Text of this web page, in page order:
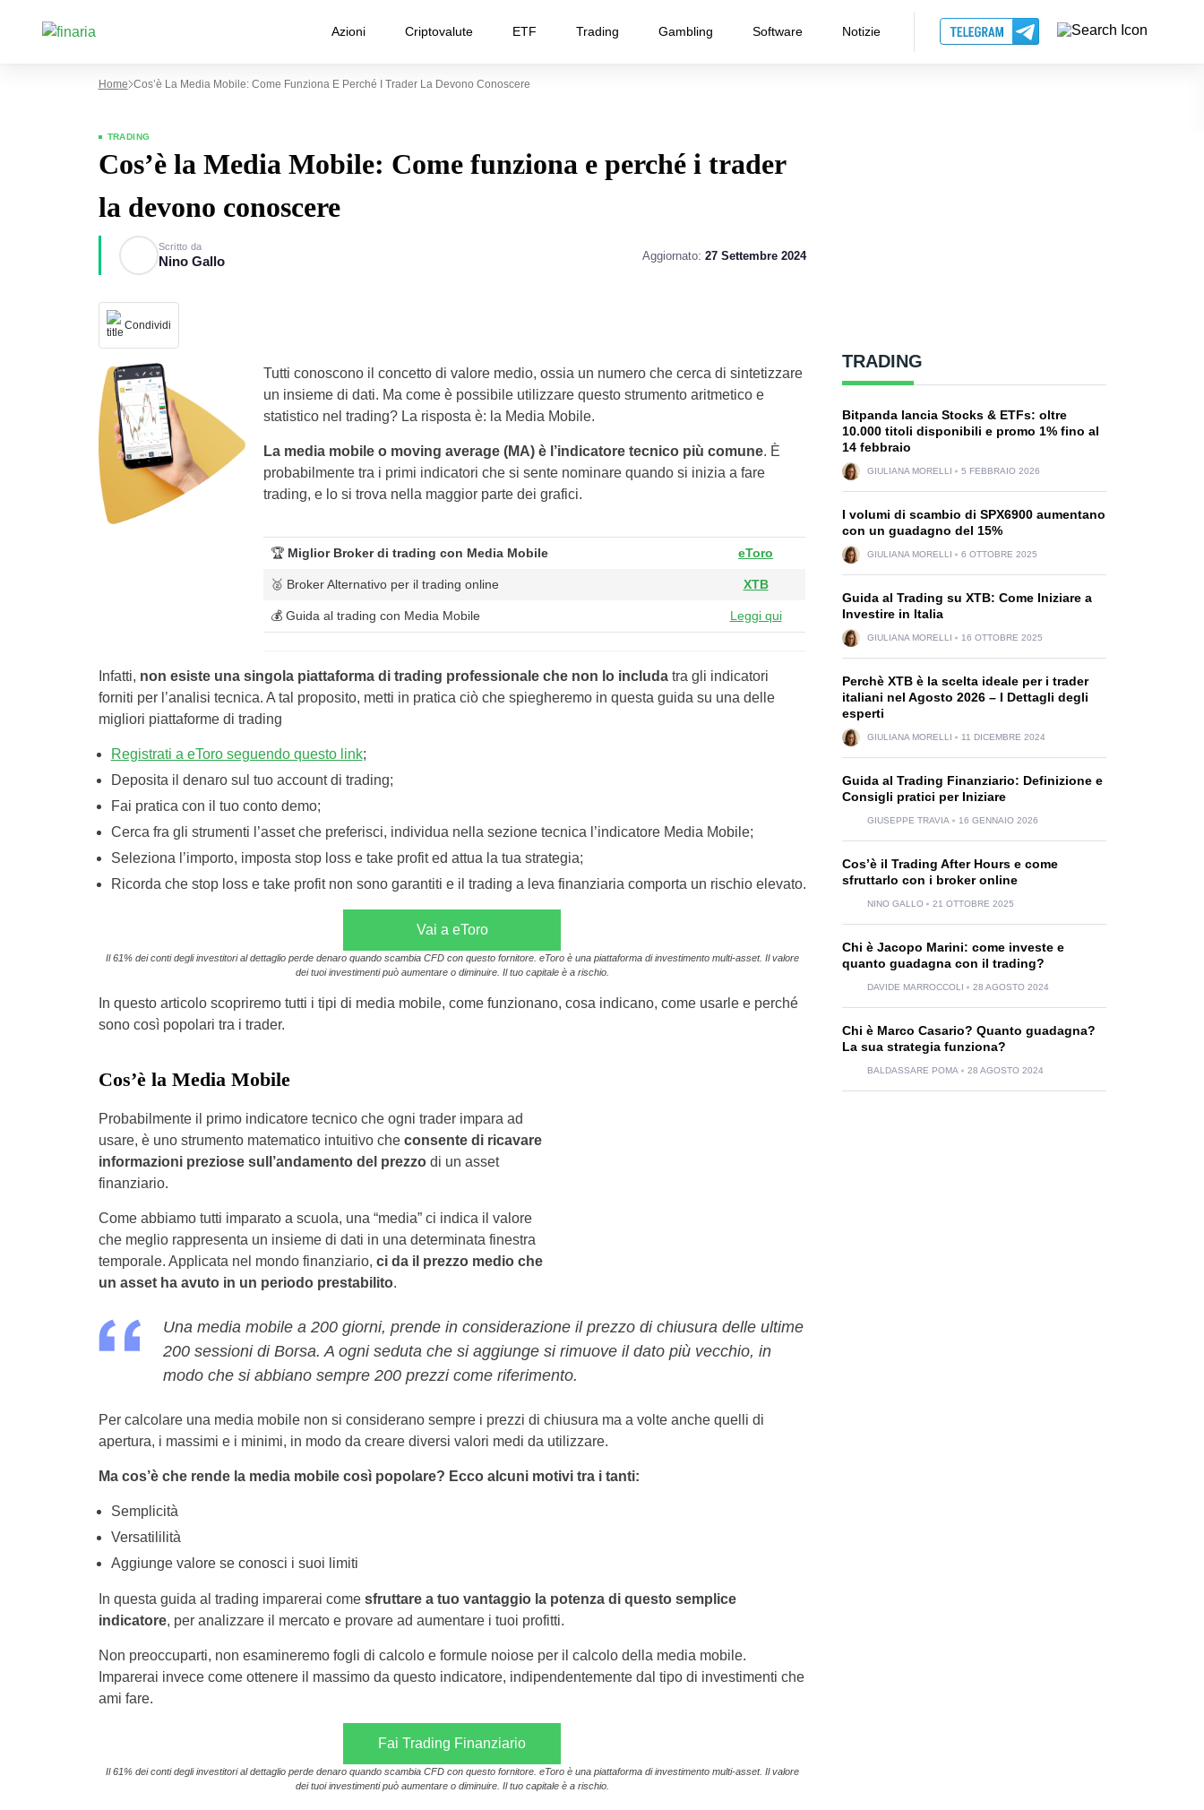
Azioni Criptovalute ETF Trading Gambling Software Notizie
Home Cos’è La Media Mobile: Come Funziona E Perché I Trader La Devono Conoscere
TRADING
Cos’è la Media Mobile: Come funziona e perché i trader
la devono conoscere
Scritto da
Nino Gallo Aggiornato: 27 Settembre 2024
Condividi
Tutti conoscono il concetto di valore medio, ossia un numero che cerca di sintetizzare
un insieme di dati. Ma come è possibile utilizzare questo strumento aritmetico e
statistico nel trading? La risposta è: la Media Mobile.
La media mobile o moving average (MA) è l’indicatore tecnico più comune. È
probabilmente tra i primi indicatori che si sente nominare quando si inizia a fare
trading, e lo si trova nella maggior parte dei grafici.
🏆 Miglior Broker di trading con Media Mobile eToro
🥈 Broker Alternativo per il trading online XTB
💰 Guida al trading con Media Mobile Leggi qui
Infatti, non esiste una singola piattaforma di trading professionale che non lo includatra gli indicatori
forniti per l’analisi tecnica. A tal proposito, metti in pratica ciò che spiegheremo in questa guida su una delle
migliori piattaforme di trading
Registrati a eToro seguendo questo link;
Deposita il denaro sul tuo account di trading;
Fai pratica con il tuo conto demo;
Cerca fra gli strumenti l’asset che preferisci, individua nella sezione tecnica l’indicatore Media Mobile;
Seleziona l’importo, imposta stop loss e take profit ed attua la tua strategia;
Ricorda che stop loss e take profit non sono garantiti e il trading a leva finanziaria comporta un rischio elevato.
Vai a eToro
Il 61% dei conti degli investitori al dettaglio perde denaro quando scambia CFD con questo fornitore. eToro è una piattaforma di investimento multi-asset. Il valore
dei tuoi investimenti può aumentare o diminuire. Il tuo capitale è a rischio.
In questo articolo scopriremo tutti i tipi di media mobile, come funzionano, cosa indicano, come usarle e perché
sono così popolari tra i trader.
Cos’è la Media Mobile
Probabilmente il primo indicatore tecnico che ogni trader impara ad
usare, è uno strumento matematico intuitivo che consente di ricavare
informazioni preziose sull’andamento del prezzo di un asset
finanziario.
Come abbiamo tutti imparato a scuola, una “media” ci indica il valore
che meglio rappresenta un insieme di dati in una determinata finestra
temporale. Applicata nel mondo finanziario, ci da il prezzo medio che
un asset ha avuto in un periodo prestabilito.
Una media mobile a 200 giorni, prende in considerazione il prezzo di chiusura delle ultime
200 sessioni di Borsa. A ogni seduta che si aggiunge si rimuove il dato più vecchio, in
modo che si abbiano sempre 200 prezzi come riferimento.
Per calcolare una media mobile non si considerano sempre i prezzi di chiusura ma a volte anche quelli di
apertura, i massimi e i minimi, in modo da creare diversi valori medi da utilizzare.
Ma cos’è che rende la media mobile così popolare? Ecco alcuni motivi tra i tanti:
Semplicità
Versatililità
Aggiunge valore se conosci i suoi limiti
In questa guida al trading imparerai come sfruttare a tuo vantaggio la potenza di questo semplice
indicatore, per analizzare il mercato e provare ad aumentare i tuoi profitti.
Non preoccuparti, non esamineremo fogli di calcolo e formule noiose per il calcolo della media mobile.
Imparerai invece come ottenere il massimo da questo indicatore, indipendentemente dal tipo di investimenti che
ami fare.
Fai Trading Finanziario
Il 61% dei conti degli investitori al dettaglio perde denaro quando scambia CFD con questo fornitore. eToro è una piattaforma di investimento multi-asset. Il valore
dei tuoi investimenti può aumentare o diminuire. Il tuo capitale è a rischio.
TRADING
Bitpanda lancia Stocks & ETFs: oltre
10.000 titoli disponibili e promo 1% fino al
14 febbraio
GIULIANA MORELLI 5 FEBBRAIO 2026
I volumi di scambio di SPX6900 aumentano
con un guadagno del 15%
GIULIANA MORELLI 6 OTTOBRE 2025
Guida al Trading su XTB: Come Iniziare a
Investire in Italia
GIULIANA MORELLI 16 OTTOBRE 2025
Perchè XTB è la scelta ideale per i trader
italiani nel Agosto 2026 – I Dettagli degli
esperti
GIULIANA MORELLI 11 DICEMBRE 2024
Guida al Trading Finanziario: Definizione e
Consigli pratici per Iniziare
GIUSEPPE TRAVIA 16 GENNAIO 2026
Cos’è il Trading After Hours e come
sfruttarlo con i broker online
NINO GALLO 21 OTTOBRE 2025
Chi è Jacopo Marini: come investe e
quanto guadagna con il trading?
DAVIDE MARROCCOLI 28 AGOSTO 2024
Chi è Marco Casario? Quanto guadagna?
La sua strategia funziona?
BALDASSARE POMA 28 AGOSTO 2024